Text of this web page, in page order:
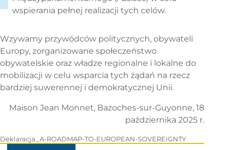
wspierania pełnej realizacji tych celów.
Wzywamy przywódców politycznych, obywateli
Europy, zorganizowane społeczeństwo
obywatelskie oraz władze regionalne i lokalne do
mobilizacji w celu wsparcia tych żądań na rzecz
bardziej suwerennej i demokratycznej Unii.
Maison Jean Monnet, Bazoches-sur-Guyonne, 18
października 2025 r.
Deklaracja_A-ROADMAP-TO-EUROPEAN-SOVEREIGNTY